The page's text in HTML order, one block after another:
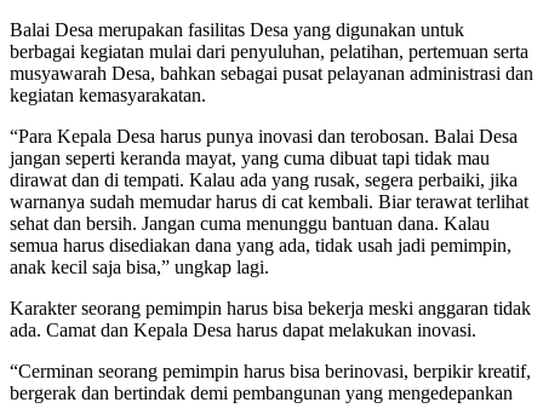
Balai Desa merupakan fasilitas Desa yang digunakan untuk
berbagai kegiatan mulai dari penyuluhan, pelatihan, pertemuan serta
musyawarah Desa, bahkan sebagai pusat pelayanan administrasi dan
kegiatan kemasyarakatan.
“Para Kepala Desa harus punya inovasi dan terobosan. Balai Desa
jangan seperti keranda mayat, yang cuma dibuat tapi tidak mau
dirawat dan di tempati. Kalau ada yang rusak, segera perbaiki, jika
warnanya sudah memudar harus di cat kembali. Biar terawat terlihat
sehat dan bersih. Jangan cuma menunggu bantuan dana. Kalau
semua harus disediakan dana yang ada, tidak usah jadi pemimpin,
anak kecil saja bisa,” ungkap lagi.
Karakter seorang pemimpin harus bisa bekerja meski anggaran tidak
ada. Camat dan Kepala Desa harus dapat melakukan inovasi.
“Cerminan seorang pemimpin harus bisa berinovasi, berpikir kreatif,
bergerak dan bertindak demi pembangunan yang mengedepankan